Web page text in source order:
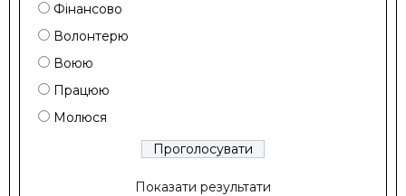
Фінансово
Волонтерю
Воюю
Працюю
Молюся
Показати результати